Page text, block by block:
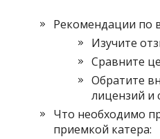
Рекомендации по
Изучите
Сравните
Обратите
лицензий и
Что необходимо
приемкой катера: